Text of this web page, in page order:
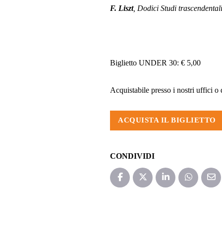
F. Liszt, Dodici Studi
Biglietto UNDER 30: € 5,00
Acquistabile presso i nostri uffici o
ACQUISTA IL BIGLIETTO
CONDIVIDI